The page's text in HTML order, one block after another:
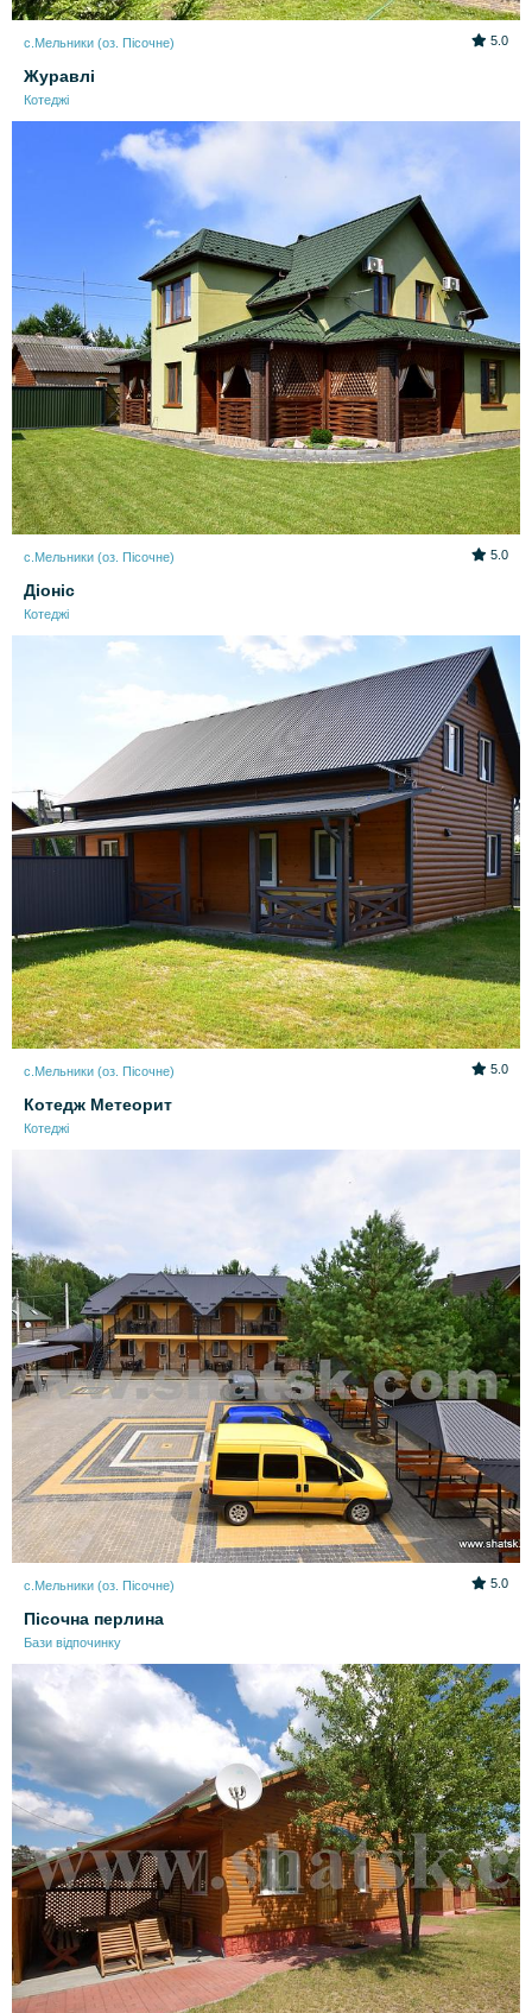
с.Мельники (оз. Пісочне) 5.0
Журавлі
Котеджі
с.Мельники (оз. Пісочне) 5.0
Діоніс
Котеджі
с.Мельники (оз. Пісочне) 5.0
Котедж Метеорит
Котеджі
с.Мельники (оз. Пісочне) 5.0
Пісочна перлина
Бази відпочинку